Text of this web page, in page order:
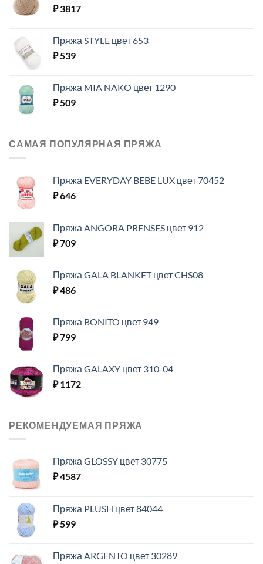
₽3817
Пряжа STYLE цвет 653
₽539
Пряжа MIA NAKO цвет 1290
₽509
САМАЯ ПОПУЛЯРНАЯ ПРЯЖА
Пряжа EVERYDAY BEBE LUX цвет 70452
₽646
Пряжа ANGORA PRENSES цвет 912
₽709
Пряжа GALA BLANKET цвет CHS08
₽486
Пряжа BONITO цвет 949
₽799
Пряжа GALAXY цвет 310-04
₽1172
РЕКОМЕНДУЕМАЯ ПРЯЖА
Пряжа GLOSSY цвет 30775
₽4587
Пряжа PLUSH цвет 84044
₽599
Пряжа ARGENTO цвет 30289